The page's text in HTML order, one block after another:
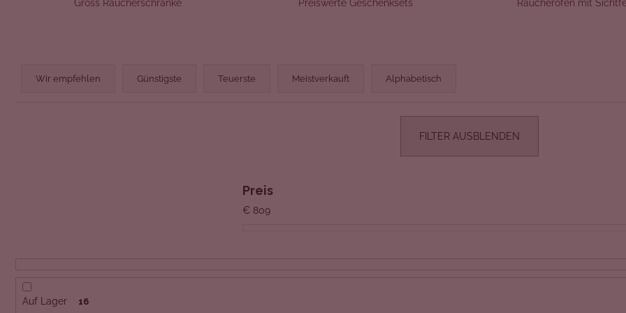
Gross Räucherschränke Preiswerte Geschenksets Räucheröfen mit
Wir empfehlen Günstigste Teuerste Meistverkauft Alphabetisch
FILTER AUSBLENDEN
Preis
€ 809
Auf Lager 16